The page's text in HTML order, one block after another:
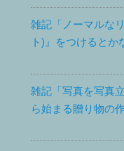
雑記「ノーマルな
ト)』をつけるとか
雑記「写真を写真
ら始まる贈り物の作